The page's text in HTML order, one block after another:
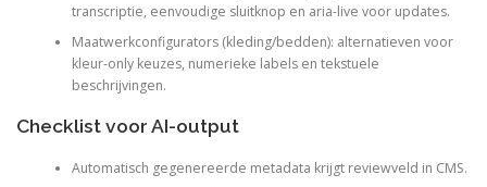
transcriptie, eenvoudige sluitknop en aria-live voor updates.
Maatwerkconfigurators (kleding/bedden): alternatieven voor
kleur-only keuzes, numerieke labels en tekstuele
beschrijvingen.
Checklist voor AI-output
Automatisch gegenereerde metadata krijgt reviewveld in CMS.